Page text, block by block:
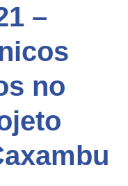
–
no